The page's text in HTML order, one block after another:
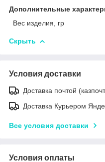
Дополнительные
Вес изделия, гр
Скрыть
Условия доставки
Доставка почтой
Доставка Курьером
Все условия доставки
Условия оплаты